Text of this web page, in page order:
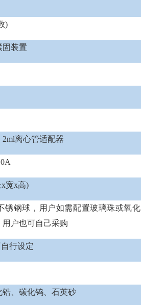
)
固装置
离心管适配器
x宽x高)
锈钢球，用户如需配置玻璃珠或氧化
户也可自己采购
行设定
、碳化钨、石英砂